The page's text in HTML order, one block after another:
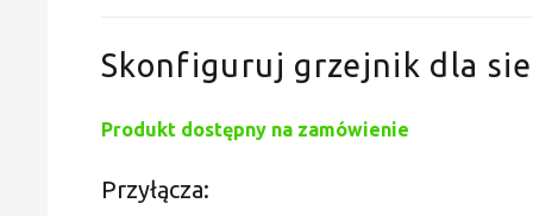
Skonfiguruj grzejnik dla
Produkt dostępny na zamówienie
Przyłącza: